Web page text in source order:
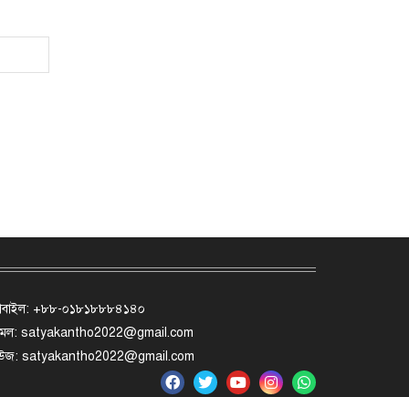
+৮৮-০১৮১৮৮৮৪১৪০
satyakantho2022@gmail.com
satyakantho2022@gmail.com